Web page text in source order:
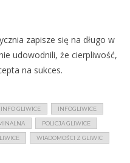
zapisze się na długo w
udowodnili, że cierpliwość,
na sukces.
INFO GLIWICE INFOGLIWICE
POLICJA GLIWICE
WIADOMOŚCI Z GLIWIC